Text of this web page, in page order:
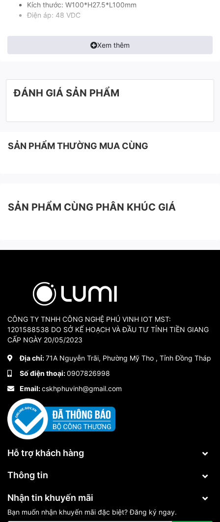
Kích thước: W100*H27.5*L100mm
Điện áp: 48 VDC
Xem thêm
ĐÁNH GIÁ SẢN PHẨM
SẢN PHẨM THƯỜNG MUA CÙNG
SẢN PHẨM CÙNG PHÂN KHÚC GIÁ
CÔNG TY TNHH CÔNG NGHỆ PHÚ VINH IOT MST:
1201588538 DO SỞ KẾ HOẠCH VÀ ĐẦU TƯ TỈNH TIỀN GIANG
CẤP NGÀY 20/05/2023
Địa chỉ:71A Nguyễn Trãi, Phường Mỹ Tho , Tỉnh Đồng Tháp
Số điện thoại:0907826998
Email:cskhphuvinh@gmail.com
Hỗ trợ khách hàng
Thông tin
Nhận tin khuyến mãi
Bạn muốn nhận khuyến mãi đặc biệt? Đăng ký ngay.